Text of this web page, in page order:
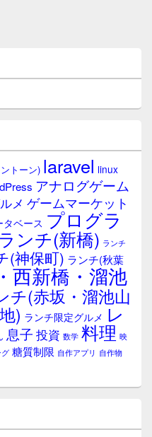
トーン) laravel linux
アナログゲーム
メ ゲームマーケット
タベース プログラ
ランチ(新橋) ランチ
(神保町) ランチ(秋葉
西新橋・溜池
チ(赤坂・溜池山
) ランチ限定グルメ レ
息子 投資 数学 料理 映
糖質制限 自作アプリ 自作物